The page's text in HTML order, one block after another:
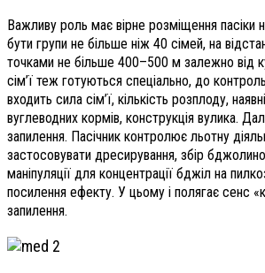
Важливу роль має вірне розміщення пасіки
бути групи не більше ніж 40 сімей, на
точками не більше 400–500 м залежно від
сім’ї теж готуються спеціально, до
входить сила сім’ї, кількість розплоду,
вуглеводних кормів, конструкція вулика.
запилення. Пасічник контролює льотну
застосовувати дресирування, збір
маніпуляції для концентрації бджіл на
посилення ефекту. У цьому і полягає сенс
запилення.